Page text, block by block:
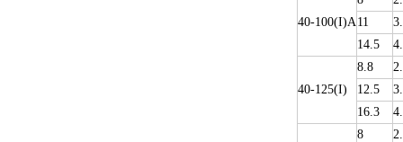
40-100(I)A11
14.5
40-125(I)
8.8
12.5
16.3
8